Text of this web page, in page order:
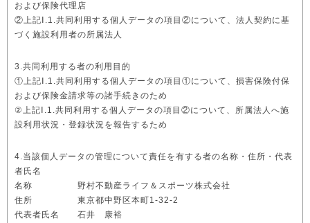
および保険代理店
②上記Ⅰ.1.共同利用する個人データの項目②について、法人契約に基
づく施設利用者の所属法人
3.共同利用する者の利用目的
①上記Ⅰ.1.共同利用する個人データの項目①について、損害保険付保
および保険金請求等の諸手続きのため
②上記Ⅰ.1.共同利用する個人データの項目②について、所属法人へ施
設利用状況・登録状況を報告するため
4.当該個人データの管理について責任を有する者の名称・住所・代表
者氏名
名称 野村不動産ライフ＆スポーツ株式会社
住所 東京都中野区本町1-32-2
代表者氏名 石井 康裕